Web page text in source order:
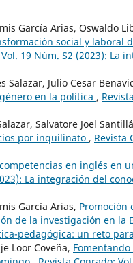
García Arias, Oswaldo
social y laboral
19 Núm. S2 (2023): La
Julio Cesar
en la política ,
Salvatore Joel
por inquilinato , Revista
en inglés en
La integración del
García Arias, Promoción
de la investigación en la
pedagógica: un reto
Loor Coveña,